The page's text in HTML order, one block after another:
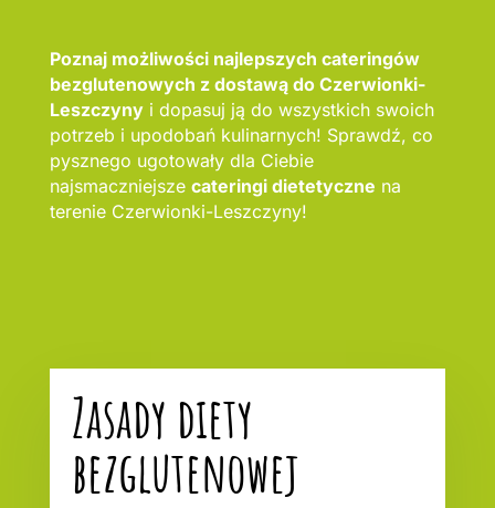
Poznaj możliwości najlepszych cateringów
bezglutenowych z dostawą do Czerwionki-
Leszczynyi dopasuj ją do wszystkich swoich
potrzeb i upodobań kulinarnych! Sprawdź, co
pysznego ugotowały dla Ciebie
najsmaczniejsze cateringi dietetyczne na
terenie Czerwionki-Leszczyny!
Zasady diety
bezglutenowej